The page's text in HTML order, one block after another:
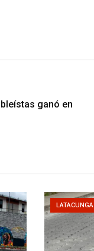
ganó en
LATACUNGA